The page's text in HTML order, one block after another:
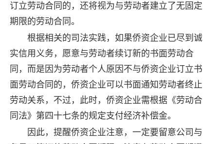
订立劳动合同的，还将视为与劳动者建立了无固定
期限的劳动合同。
根据相关的司法实践，如果侨资企业已尽到诚
实信用义务，愿意与劳动者续订新的书面劳动合
同，而是因为劳动者个人原因不与侨资企业订立书
面劳动合同的，侨资企业可以书面通知劳动者终止
劳动关系，不过，此时，侨资企业需根据《劳动合
同法》第四十七条的规定支付经济补偿金。
因此，提醒侨资企业注意，一定要留意公司与